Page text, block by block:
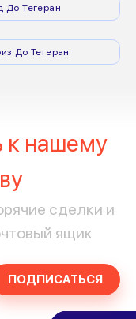
До Тегеран
До Тегеран
к нашему
сделки и
ящик
ПОДПИСАТЬСЯ